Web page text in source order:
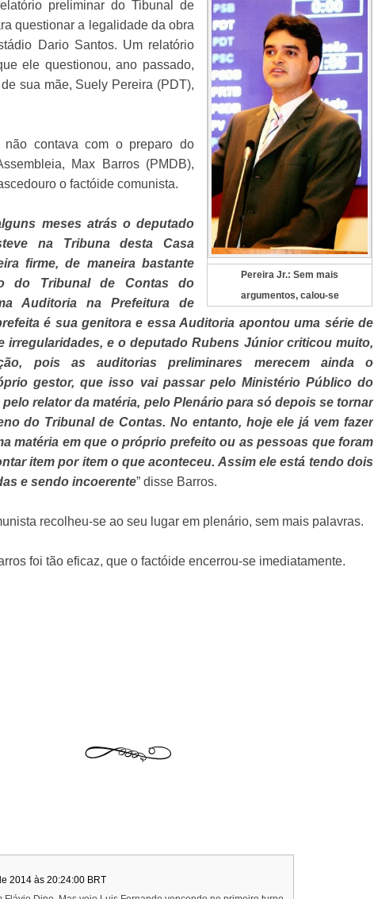
Pereira Jr.: Sem mais
argumentos, calou-se
preliminar do Tibunal de
questionar a legalidade da obra
Dario Santos. Um relatório
ele questionou, ano passado,
sua mãe, Suely Pereira (PDT),
não contava com o preparo do
Max Barros (PMDB),
o factóide comunista.
meses atrás o deputado
na Tribuna desta Casa
firme, de maneira bastante
do Tribunal de Contas do
Auditoria na Prefeitura de
é sua genitora e essa Auditoria apontou uma série de
irregularidades, e o deputado Rubens Júnior criticou muito,
pois as auditorias preliminares merecem ainda o
gestor, que isso vai passar pelo Ministério Público do
relator da matéria, pelo Plenário para só depois se tornar
do Tribunal de Contas. No entanto, hoje ele já vem fazer
matéria em que o próprio prefeito ou as pessoas que foram
item por item o que aconteceu. Assim ele está tendo dois
e sendo incoerente” disse Barros.
recolheu-se ao seu lugar em plenário, sem mais palavras.
foi tão eficaz, que o factóide encerrou-se imediatamente.
2014 às 20:24:00 BRT